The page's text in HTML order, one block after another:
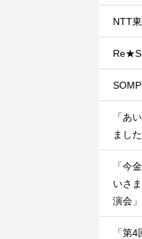
NTT
「あ
まし
「今
いさ
演会
「第